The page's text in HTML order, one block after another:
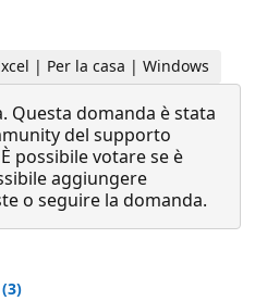
| Per la casa | Windows
Questa domanda è stata
del supporto
possibile votare se è
aggiungere
o seguire la domanda.
(3)